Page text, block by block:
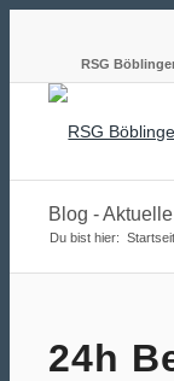
RSG
Blog -
Du bist hier:
24h